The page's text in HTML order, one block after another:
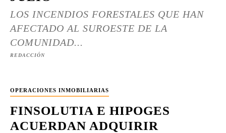
LOS INCENDIOS FORESTALES QUE HAN
AFECTADO AL SUROESTE DE LA
COMUNIDAD...
REDACCIÓN
OPERACIONES INMOBILIARIAS
FINSOLUTIA E HIPOGES
ACUERDAN ADQUIRIR